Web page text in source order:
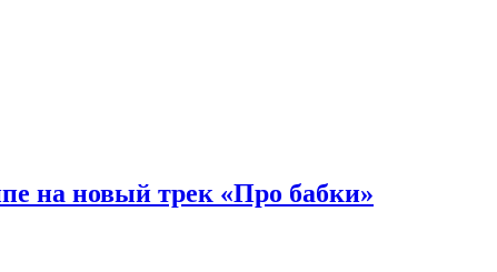
на новый трек «Про бабки»